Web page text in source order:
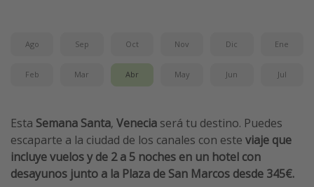
Más temas
Trabajar en el extranjero
Cruceros por el Mediterráneo
Guía de equipaje de mano
Parques de atracciones
Viaja con musicales
Ago Sep Oct Nov Dic Ene
Feb Mar Abr May Jun Jul
Esta Semana Santa, Venecia será tu destino. Puedes
escaparte a la ciudad de los canales con este viaje que
incluye vuelos y de 2 a 5 noches en un hotel con
desayunos junto a la Plaza de San Marcos desde 345€.